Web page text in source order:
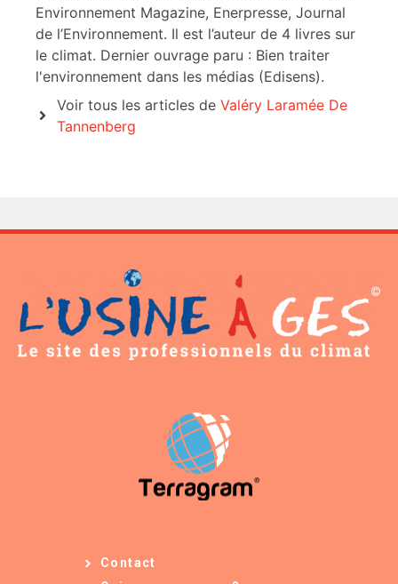
Environnement Magazine, Enerpresse, Journal
de l’Environnement. Il est l’auteur de 4 livres sur
le climat. Dernier ouvrage paru : Bien traiter
l'environnement dans les médias (Edisens).
Voir tous les articles de Valéry Laramée De
Tannenberg
Contact